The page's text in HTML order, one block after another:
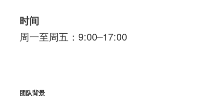
时间
周一至周五：9:00–17:00
团队背景